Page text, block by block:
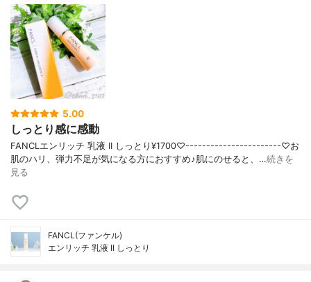
5.00
しっとり感に感動
FANCLエンリッチ 乳液 II しっとり¥1700♡-----------------------♡お
肌のハリ、弾力不足が気になる方におすすめ♪肌にのせると、…続きを
見る
FANCL(ファンケル)
エンリッチ 乳液 II しっとり